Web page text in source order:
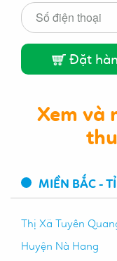
Đặt
Xem và
MIỀN BẮC -
Thị Xã Tuyên
Huyện Nà Hang